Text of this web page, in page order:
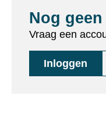
Nog
Vraag een
Inloggen